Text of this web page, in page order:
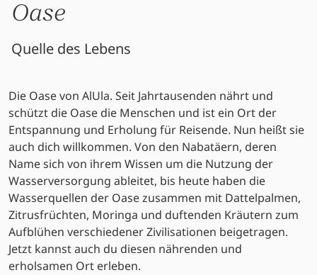
Oase
Quelle des Lebens
Die Oase von AlUla. Seit Jahrtausenden nährt und
schützt die Oase die Menschen und ist ein Ort der
Entspannung und Erholung für Reisende. Nun heißt sie
auch dich willkommen. Von den Nabatäern, deren
Name sich von ihrem Wissen um die Nutzung der
Wasserversorgung ableitet, bis heute haben die
Wasserquellen der Oase zusammen mit Dattelpalmen,
Zitrusfrüchten, Moringa und duftenden Kräutern zum
Aufblühen verschiedener Zivilisationen beigetragen.
Jetzt kannst auch du diesen nährenden und
erholsamen Ort erleben.